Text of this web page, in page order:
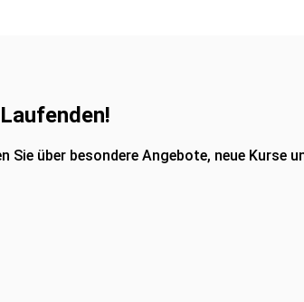
Sie über besondere Angebote, neue Kurse